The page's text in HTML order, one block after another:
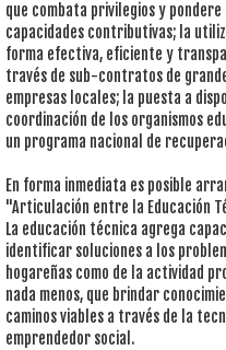
que combata privilegios y
capacidades contributivas; la
forma efectiva, eficiente y
través de sub-contratos de
empresas locales; la puesta a
coordinación de los organismos
un programa nacional de
En forma inmediata es posible
"Articulación entre la Educación
La educación técnica agrega
identificar soluciones a los
hogareñas como de la actividad
nada menos, que brindar
caminos viables a través de la
emprendedor social.